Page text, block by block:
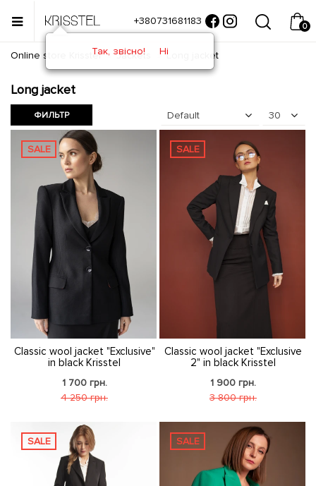
+380731681183 0
Online store Krisstel Jackets Long jacket
Long jacket
ФИЛЬТР Default 30
SALE
Classic wool jacket "Exclusive"
in black Krisstel
1 700 грн.
4 250 грн.
SALE
Classic wool jacket "Exclusive
2" in black Krisstel
1 900 грн.
3 800 грн.
SALE SALE
Так, звісно! Ні